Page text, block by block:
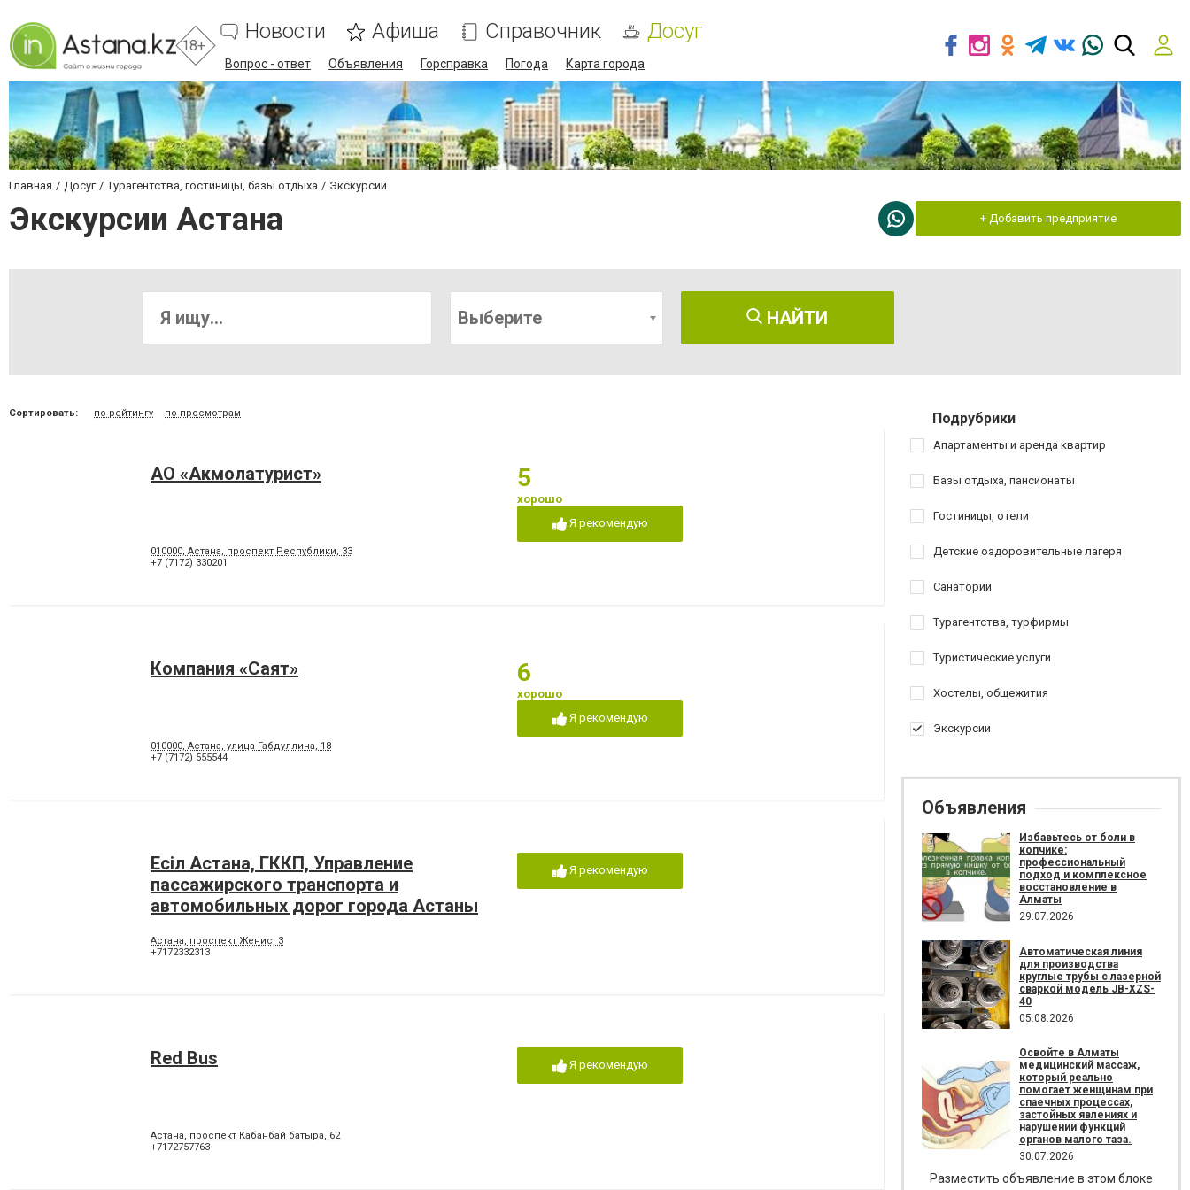
18+
Новости Афиша Справочник Досуг
Вопрос - ответ Объявления Горсправка Погода Карта города
Главная Досуг Турагентства, гостиницы, базы отдыха Экскурсии
Экскурсии Астана + Добавить предприятие
Выберите НАЙТИ
Сортировать: по рейтингу по просмотрам
АО «Акмолатурист»
010000, Астана, проспект Республики, 33
+7 (7172) 330201
5
хорошо
Я рекомендую
Компания «Саят»
010000, Астана, улица Габдуллина, 18
+7 (7172) 555544
6
хорошо
Я рекомендую
Есіл Астана, ГККП, Управление
пассажирского транспорта и
автомобильных дорог города Астаны
Астана, проспект Женис, 3
+7172332313
Я рекомендую
Red Bus
Астана, проспект Кабанбай батыра, 62
+7172757763
Я рекомендую
Подрубрики
Апартаменты и аренда квартир
Базы отдыха, пансионаты
Гостиницы, отели
Детские оздоровительные лагеря
Санатории
Турагентства, турфирмы
Туристические услуги
Хостелы, общежития
Экскурсии
Объявления
Избавьтесь от боли в
копчике:
профессиональный
подход и комплексное
восстановление в
Алматы
29.07.2026
Автоматическая линия
для производства
круглые трубы с лазерной
сваркой модель JB-XZS-
40
05.08.2026
Освойте в Алматы
медицинский массаж,
который реально
помогает женщинам при
спаечных процессах,
застойных явлениях и
нарушении функций
органов малого таза.
30.07.2026
Разместить объявление в этом блоке